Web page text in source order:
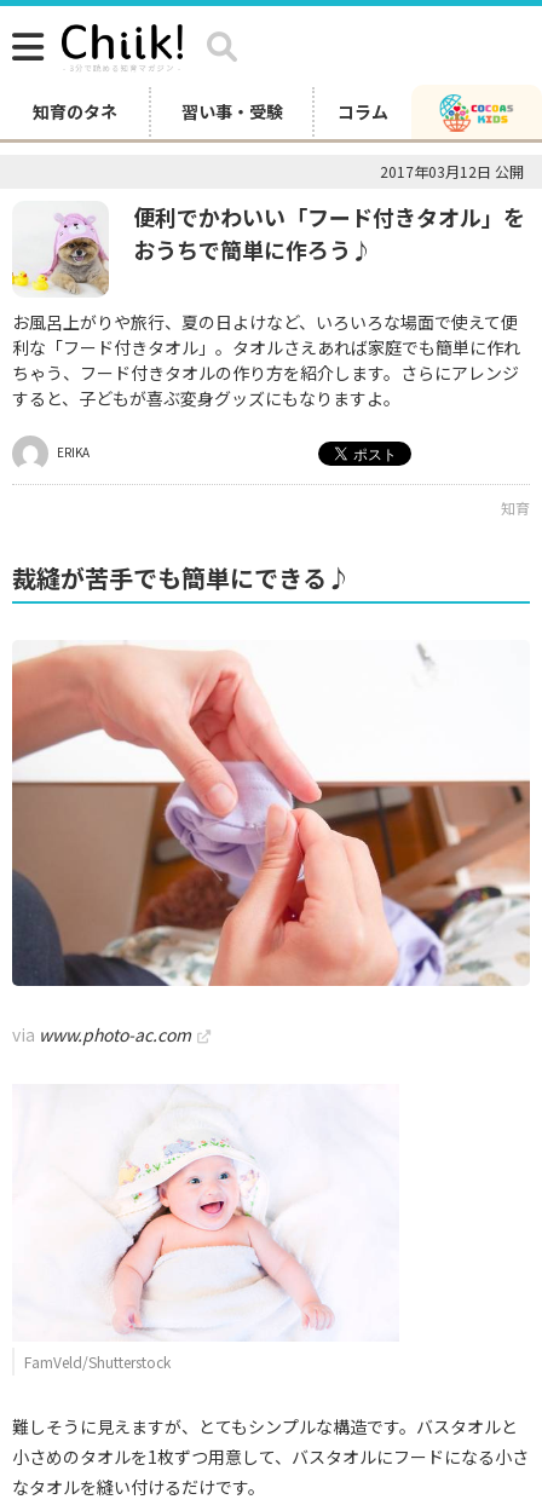
知育のタネ 習い事・受験 コラム
2017年03月12日 公開
便利でかわいい「フード付きタオル」を
おうちで簡単に作ろう♪
お風呂上がりや旅行、夏の日よけなど、いろいろな場面で使えて便
利な「フード付きタオル」。タオルさえあれば家庭でも簡単に作れ
ちゃう、フード付きタオルの作り方を紹介します。さらにアレンジ
すると、子どもが喜ぶ変身グッズにもなりますよ。
ERIKA
知育
裁縫が苦手でも簡単にできる♪
via www.photo-ac.com
FamVeld/Shutterstock
難しそうに見えますが、とてもシンプルな構造です。バスタオルと
小さめのタオルを1枚ずつ用意して、バスタオルにフードになる小さ
なタオルを縫い付けるだけです。